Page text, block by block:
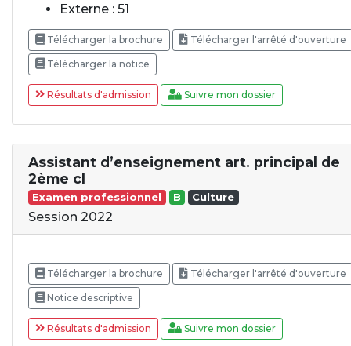
Externe : 51
Télécharger la brochure Télécharger l'arrêté d'ouverture
Télécharger la notice
Résultats d'admission Suivre mon dossier
Assistant d’enseignement art. principal de
2ème cl
Examen professionnel B Culture
Session 2022
Télécharger la brochure Télécharger l'arrêté d'ouverture
Notice descriptive
Résultats d'admission Suivre mon dossier